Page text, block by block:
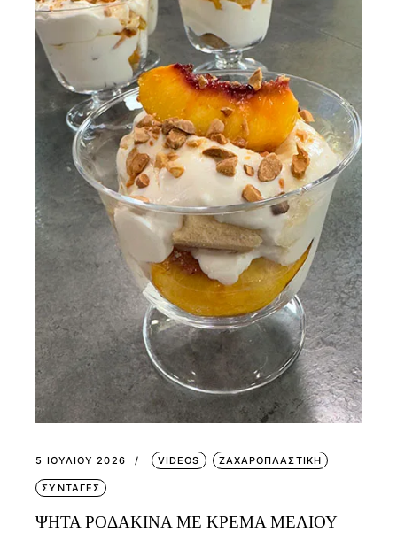
5 ΙΟΥΛΊΟΥ 2026 VIDEOS ΖΑΧΑΡΟΠΛΑΣΤΙΚΗ
ΣΥΝΤΑΓΕΣ
ΨΗΤΑ ΡΟΔΑΚΙΝΑ ΜΕ ΚΡΕΜΑ ΜΕΛΙΟΥ